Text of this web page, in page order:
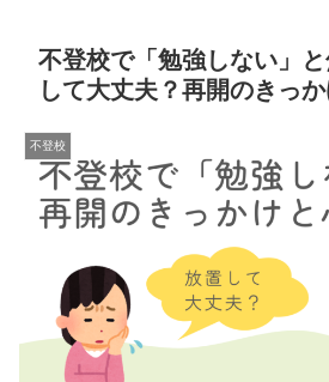
不登校で「勉強しない」
して大丈夫？再開のきっ
不登校